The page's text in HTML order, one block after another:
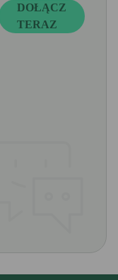
DOŁĄCZ
TERAZ